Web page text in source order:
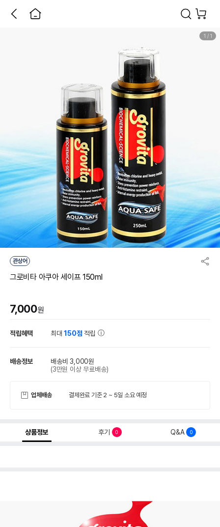
1 / 1
관상어
그로비타 아쿠아 세이프 150ml
7,000원
적립혜택 최대150점 적립
배송정보
배송비 3,000원
(3만원 이상 무료배송)
업체배송 결제완료 기준 2 ~ 5일 소요 예정
상품정보 후기 0 Q&A 0